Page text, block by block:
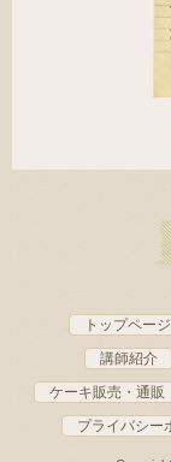
トップページ
講師紹介
ケーキ販売・通販
プライバシー